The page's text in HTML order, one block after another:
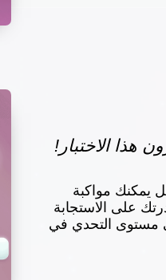
هذا الاختبار!
يمكنك مواكبة
على الاستجابة
مستوى التحدي في